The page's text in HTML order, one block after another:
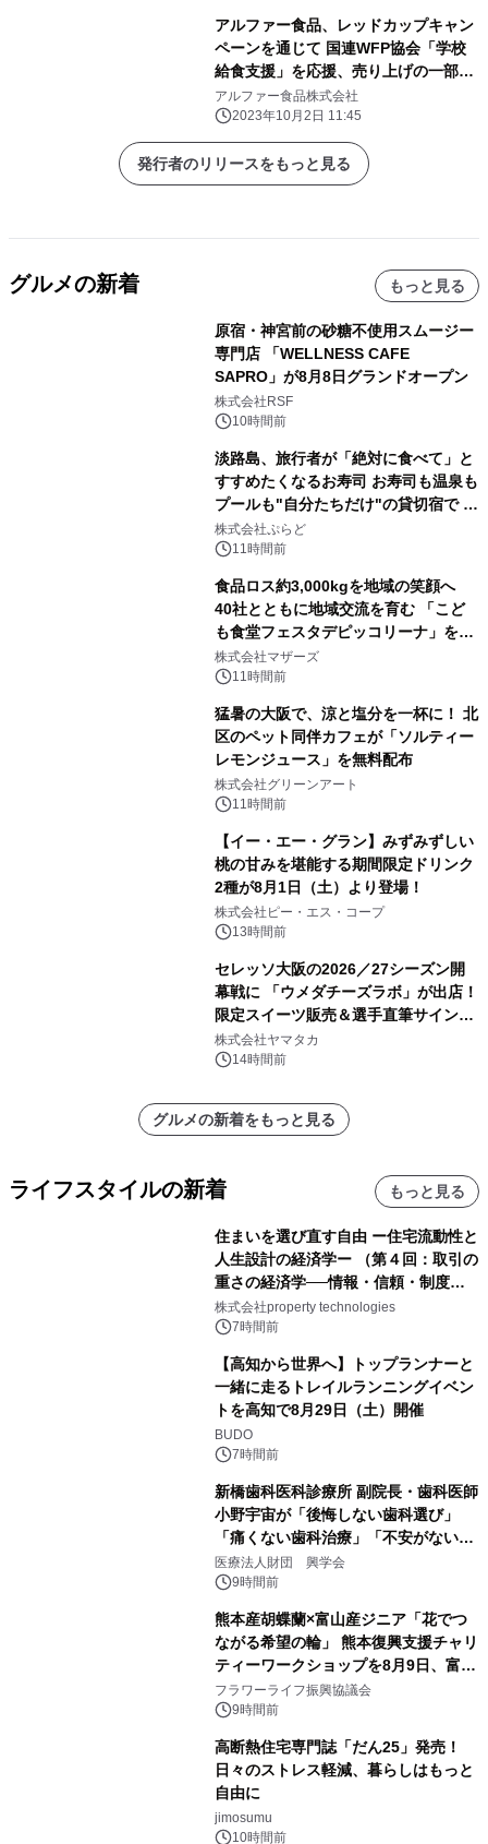
アルファー食品、レッドカップキャン
ペーンを通じて 国連WFP協会「学校
給食支援」を応援、売り上げの一部を
寄付
アルファー食品株式会社
2023年10月2日 11:45
発行者のリリースをもっと見る
グルメの新着 もっと見る
原宿・神宮前の砂糖不使用スムージー
専門店 「WELLNESS CAFE
SAPRO」が8月8日グランドオープン
株式会社RSF
10時間前
淡路島、旅行者が「絶対に食べて」と
すすめたくなるお寿司 お寿司も温泉も
プールも"自分たちだけ"の貸切宿で 1
日1組限定「岩屋温泉 絵島別庭 海と
森」の握り寿司プラン
株式会社ぷらど
11時間前
食品ロス約3,000kgを地域の笑顔へ
40社とともに地域交流を育む 「こど
も食堂フェスタデピッコリーナ」を9
月5日(土)開催
株式会社マザーズ
11時間前
猛暑の大阪で、涼と塩分を一杯に！ 北
区のペット同伴カフェが「ソルティー
レモンジュース」を無料配布
株式会社グリーンアート
11時間前
【イー・エー・グラン】みずみずしい
桃の甘みを堪能する期間限定ドリンク
2種が8月1日（土）より登場！
株式会社ピー・エス・コープ
13時間前
セレッソ大阪の2026／27シーズン開
幕戦に 「ウメダチーズラボ」が出店！
限定スイーツ販売＆選手直筆サイング
ッズが当たる抽選会を 8月8日に開催
株式会社ヤマタカ
14時間前
グルメの新着をもっと見る
ライフスタイルの新着 もっと見る
住まいを選び直す自由 ー住宅流動性と
人生設計の経済学ー （第４回：取引の
重さの経済学──情報・信頼・制度を
PropTechはどう組み替えるか）｜
PropTech-Lab
株式会社property technologies
7時間前
【高知から世界へ】トップランナーと
一緒に走るトレイルランニングイベン
トを高知で8月29日（土）開催
BUDO
7時間前
新橋歯科医科診療所 副院長・歯科医師
小野宇宙が「後悔しない歯科選び」
「痛くない歯科治療」「不安がない治
療計画」をテーマに専門監修
医療法人財団 興学会
9時間前
熊本産胡蝶蘭×富山産ジニア「花でつ
ながる希望の輪」 熊本復興支援チャリ
ティーワークショップを8月9日、富
山・射水で開催
フラワーライフ振興協議会
9時間前
高断熱住宅専門誌「だん25」発売！
日々のストレス軽減、暮らしはもっと
自由に
jimosumu
10時間前